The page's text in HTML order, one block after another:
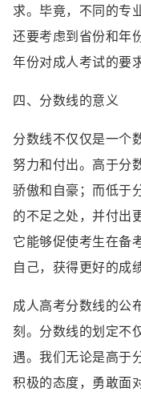
求。毕竟，不同的专
还要考虑到省份和年
年份对成人考试的要
四、分数线的意义
分数线不仅仅是一个
努力和付出。高于分
骄傲和自豪；而低于
的不足之处，并付出
它能够促使考生在备
自己，获得更好的成绩
成人高考分数线的公
刻。分数线的划定不
遇。我们无论是高于
积极的态度，勇敢面